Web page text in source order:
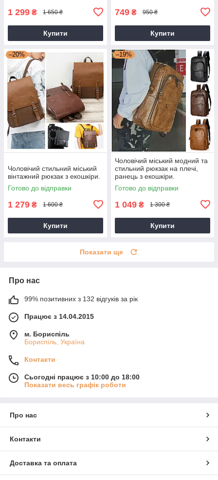
1 299 ₴ 1 650 ₴
Купити
749 ₴ 950 ₴
Купити
–20%
Чоловічий стильний міський
вінтажний рюкзак з екошкіри.
Готово до відправки
1 279 ₴ 1 600 ₴
Купити
–19%
Чоловічий міський модний та
стильний рюкзак на плечі,
ранець з екошкіри.
Готово до відправки
1 049 ₴ 1 300 ₴
Купити
Показати ще
Про нас
99% позитивних з 132 відгуків за рік
Працює з 14.04.2015
м. Бориспіль
Бориспіль, Україна
Контакти
Сьогодні працює з 10:00 до 18:00
Показати весь графік роботи
Про нас
Контакти
Доставка та оплата